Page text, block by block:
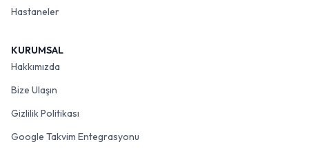
Hastaneler
KURUMSAL
Hakkımızda
Bize Ulaşın
Gizlilik Politikası
Google Takvim Entegrasyonu